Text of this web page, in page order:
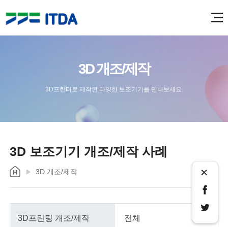
3D 개조/제작
3D프린터로 제작된 다양한 보조기기를 만나보세요.
3D 보조기기 개조/제작 사례
3D 개조/제작 ×